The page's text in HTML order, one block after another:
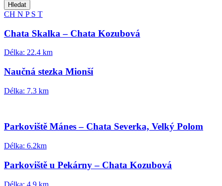
Hledat
CH N P S T
Chata Skalka – Chata Kozubová
Délka: 22.4 km
Naučná stezka Mionší
Délka: 7.3 km
Parkoviště Mánes – Chata Severka, Velký Polom
Délka: 6.2km
Parkoviště u Pekárny – Chata Kozubová
Délka: 4.9 km